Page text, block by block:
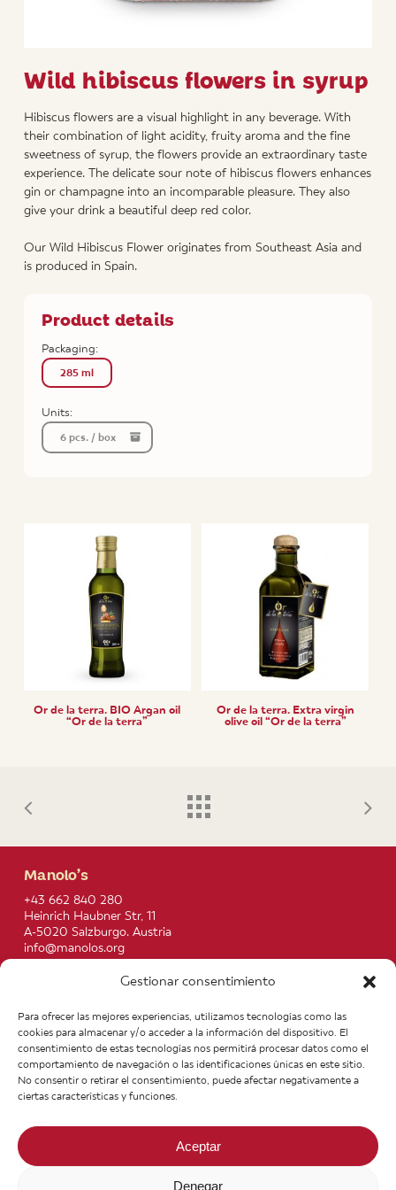
Gestionar consentimiento
Para ofrecer las mejores experiencias, utilizamos tecnologías como las
cookies para almacenar y/o acceder a la información del dispositivo. El
consentimiento de estas tecnologías nos permitirá procesar datos como el
comportamiento de navegación o las identificaciones únicas en este sitio.
No consentir o retirar el consentimiento, puede afectar negativamente a
ciertas características y funciones.
Aceptar
Denegar
Wild hibiscus flowers in syrup
Hibiscus flowers are a visual highlight in any beverage. With
their combination of light acidity, fruity aroma and the fine
sweetness of syrup, the flowers provide an extraordinary taste
experience. The delicate sour note of hibiscus flowers enhances
gin or champagne into an incomparable pleasure. They also
give your drink a beautiful deep red color.
Our Wild Hibiscus Flower originates from Southeast Asia and
is produced in Spain.
Product details
Packaging:
285 ml
Units:
6 pcs. / box
Or de la terra. BIO Argan oil
“Or de la terra”
Or de la terra. Extra virgin
olive oil “Or de la terra”
Manolo’s
+43 662 840 280
Heinrich Haubner Str, 11
A-5020 Salzburgo. Austria
info@manolos.org
About us
Products
Infos
News
Contact
Join our Team
Legal notice
General Terms of Purchase